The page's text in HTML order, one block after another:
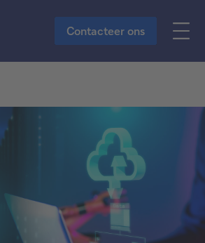
Naar de hoofdinhoud
Contacteer ons